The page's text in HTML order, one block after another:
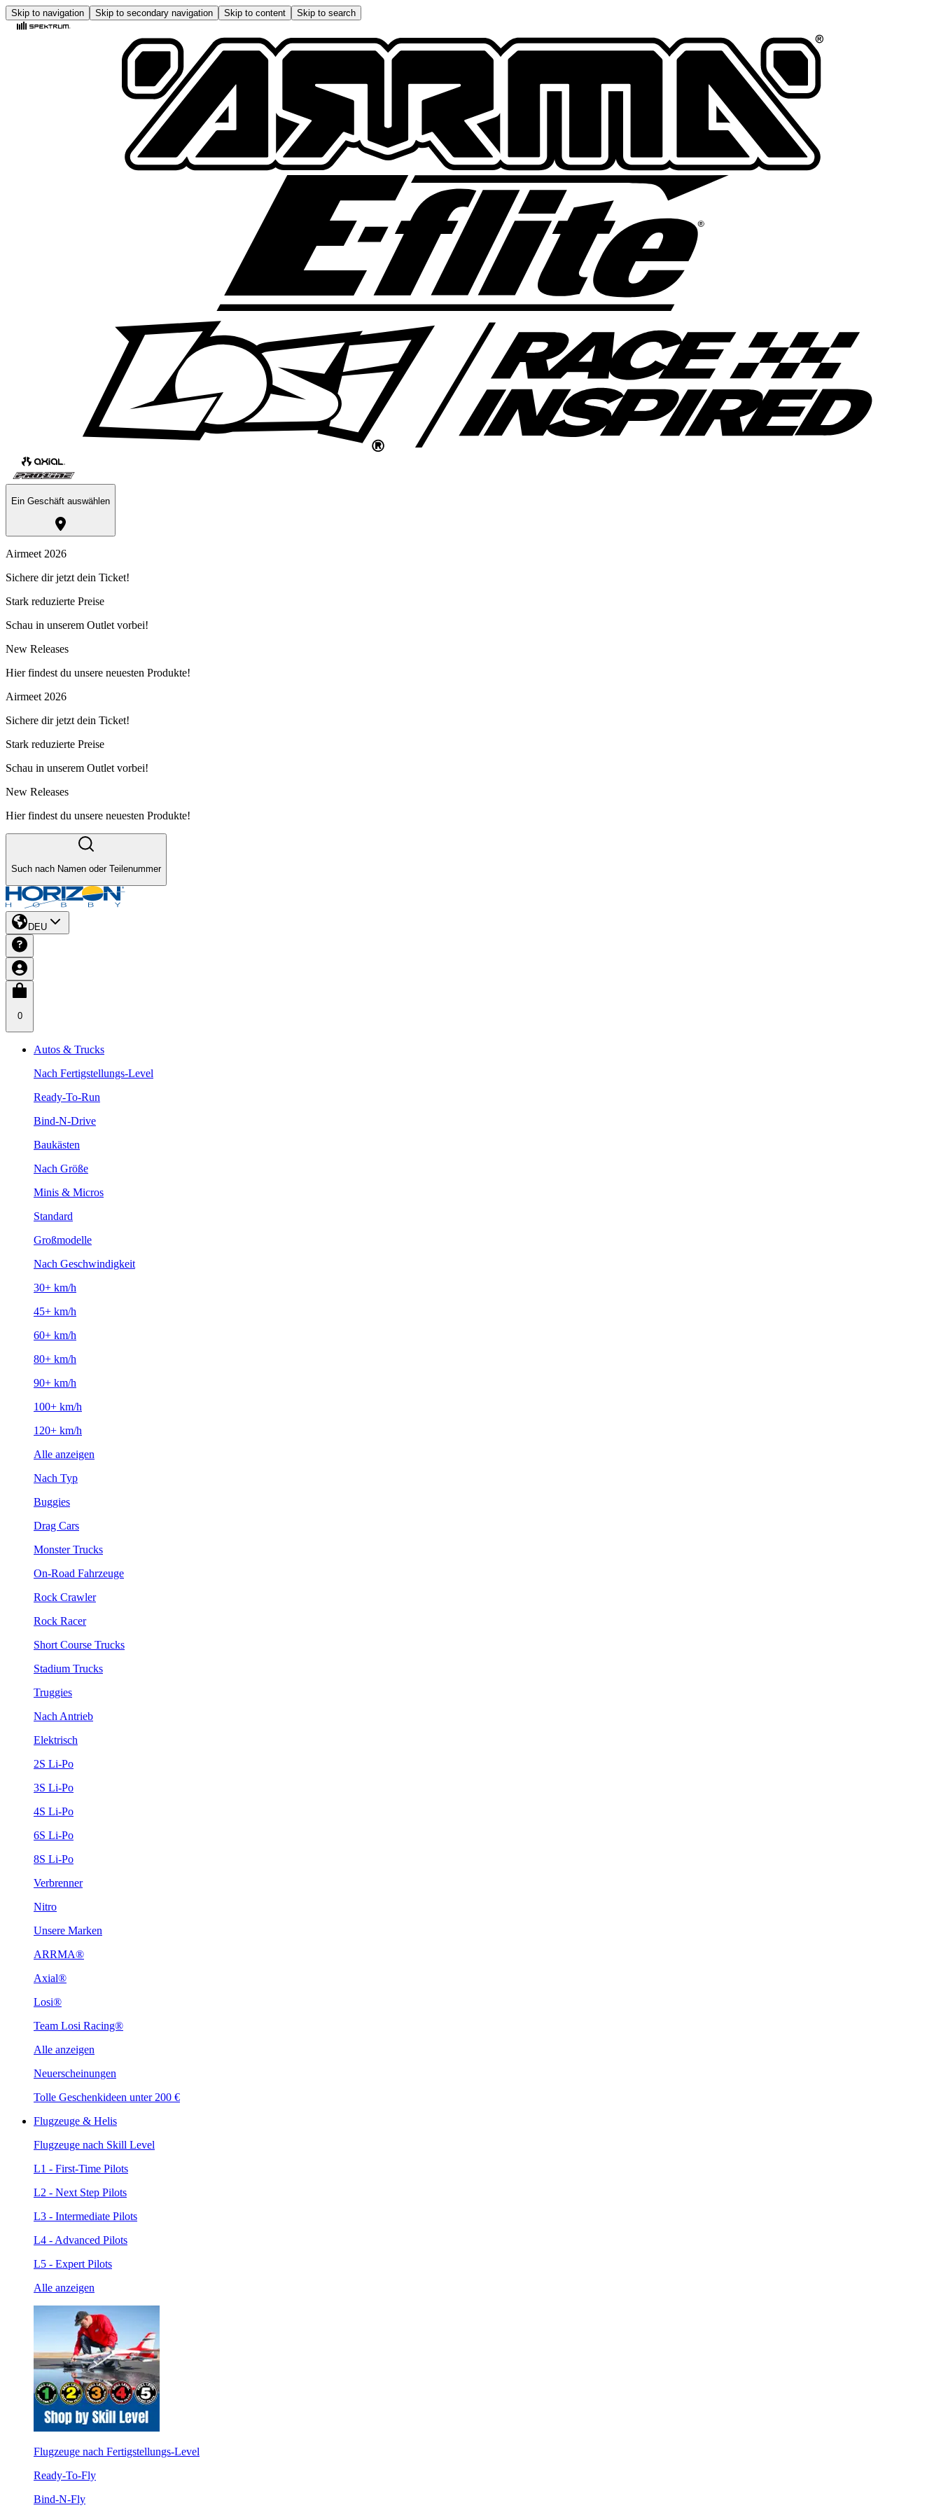
Skip to navigation Skip to secondary navigation Skip to content Skip to search
Ein Geschäft auswählen
Airmeet 2026
Sichere dir jetzt dein Ticket!
Stark reduzierte Preise
Schau in unserem Outlet vorbei!
New Releases
Hier findest du unsere neuesten Produkte!
Airmeet 2026
Sichere dir jetzt dein Ticket!
Stark reduzierte Preise
Schau in unserem Outlet vorbei!
New Releases
Hier findest du unsere neuesten Produkte!
Such nach Namen oder Teilenummer
DEU
0
Autos & Trucks
Nach Fertigstellungs-Level
Ready-To-Run
Bind-N-Drive
Baukästen
Nach Größe
Minis & Micros
Standard
Großmodelle
Nach Geschwindigkeit
30+ km/h
45+ km/h
60+ km/h
80+ km/h
90+ km/h
100+ km/h
120+ km/h
Alle anzeigen
Nach Typ
Buggies
Drag Cars
Monster Trucks
On-Road Fahrzeuge
Rock Crawler
Rock Racer
Short Course Trucks
Stadium Trucks
Truggies
Nach Antrieb
Elektrisch
2S Li-Po
3S Li-Po
4S Li-Po
6S Li-Po
8S Li-Po
Verbrenner
Nitro
Unsere Marken
ARRMA®
Axial®
Losi®
Team Losi Racing®
Alle anzeigen
Neuerscheinungen
Tolle Geschenkideen unter 200 €
Flugzeuge & Helis
Flugzeuge nach Skill Level
L1 - First-Time Pilots
L2 - Next Step Pilots
L3 - Intermediate Pilots
L4 - Advanced Pilots
L5 - Expert Pilots
Alle anzeigen
Flugzeuge nach Fertigstellungs-Level
Ready-To-Fly
Bind-N-Fly